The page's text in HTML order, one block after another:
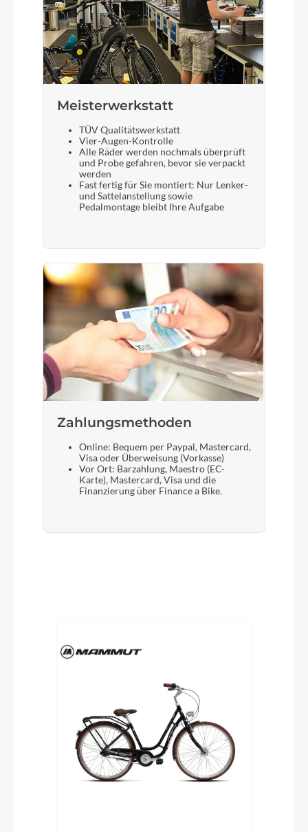
Meisterwerkstatt
TÜV Qualitätswerkstatt
Vier-Augen-Kontrolle
Alle Räder werden nochmals überprüft
und Probe gefahren, bevor sie verpackt
werden
Fast fertig für Sie montiert: Nur Lenker-
und Sattelanstellung sowie
Pedalmontage bleibt Ihre Aufgabe
Zahlungsmethoden
Online: Bequem per Paypal, Mastercard,
Visa oder Überweisung (Vorkasse)
Vor Ort: Barzahlung, Maestro (EC-
Karte), Mastercard, Visa und die
Finanzierung über Finance a Bike.